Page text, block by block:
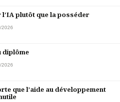
l’IA plutôt que la posséder
2026
diplôme
2026
que l’aide au développement